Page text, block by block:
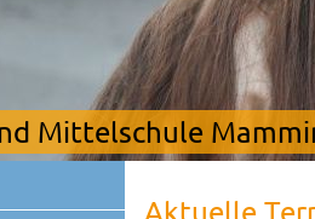
Mittelschule
Aktuelle